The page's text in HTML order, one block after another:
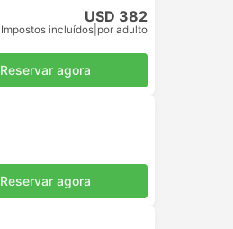
USD 382
Impostos incluídos por adulto
Reservar agora
Reservar agora